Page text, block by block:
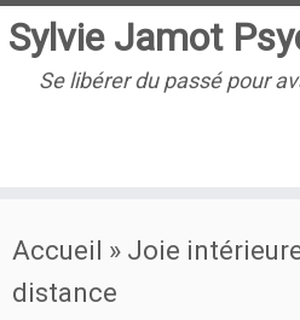
au
contenu
Sylvie Jamot
Se libérer du passé pour
Accueil » Joie
distance